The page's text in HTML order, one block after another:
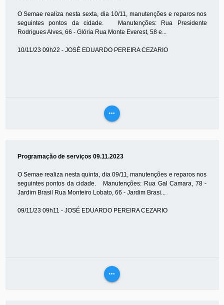
O Semae realiza nesta sexta, dia 10/11, manutenções e reparos nos
seguintes pontos da cidade. Manutenções: Rua Presidente
Rodrigues Alves, 66 - Glória Rua Monte Everest, 58 e...
10/11/23 09h22 - JOSÉ EDUARDO PEREIRA CEZARIO
more_horiz
Programação de serviços 09.11.2023
O Semae realiza nesta quinta, dia 09/11, manutenções e reparos nos
seguintes pontos da cidade. Manutenções: Rua Gal Camara, 78 -
Jardim Brasil Rua Monteiro Lobato, 66 - Jardim Brasi...
09/11/23 09h11 - JOSÉ EDUARDO PEREIRA CEZARIO
more_horiz